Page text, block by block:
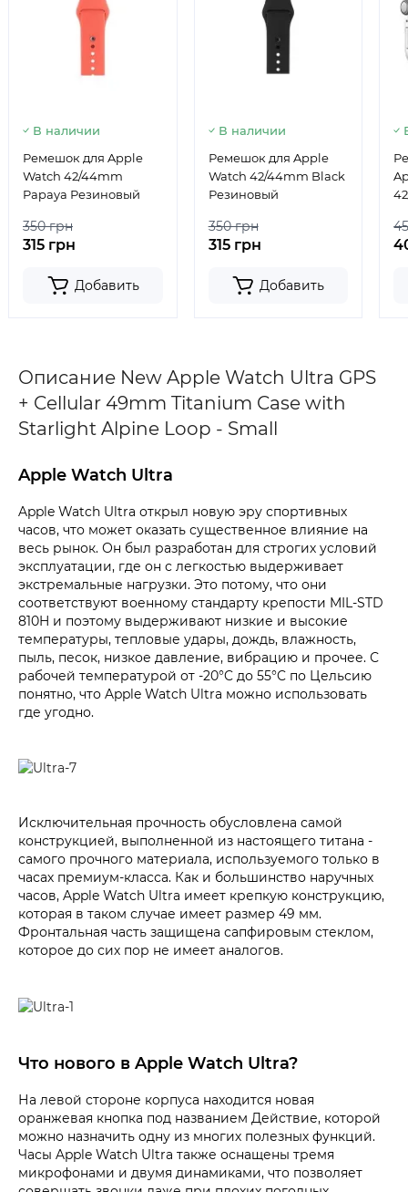
В наличии
Ремешок для Apple
Watch 42/44mm
Papaya Резиновый
350 грн
315 грн
Добавить
В наличии
Ремешок для Apple
Watch 42/44mm Black
Резиновый
350 грн
315 грн
Добавить
Описание New Apple Watch Ultra GPS
+ Cellular 49mm Titanium Case with
Starlight Alpine Loop - Small
Apple Watch Ultra
Apple Watch Ultra открыл новую эру спортивных
часов, что может оказать существенное влияние на
весь рынок. Он был разработан для строгих условий
эксплуатации, где он с легкостью выдерживает
экстремальные нагрузки. Это потому, что они
соответствуют военному стандарту крепости MIL-STD
810H и поэтому выдерживают низкие и высокие
температуры, тепловые удары, дождь, влажность,
пыль, песок, низкое давление, вибрацию и прочее. С
рабочей температурой от -20°C до 55°C по Цельсию
понятно, что Apple Watch Ultra можно использовать
где угодно.
Исключительная прочность обусловлена самой
конструкцией, выполненной из настоящего титана -
самого прочного материала, используемого только в
часах премиум-класса. Как и большинство наручных
часов, Apple Watch Ultra имеет крепкую конструкцию,
которая в таком случае имеет размер 49 мм.
Фронтальная часть защищена сапфировым стеклом,
которое до сих пор не имеет аналогов.
Что нового в Apple Watch Ultra?
На левой стороне корпуса находится новая
оранжевая кнопка под названием Действие, которой
можно назначить одну из многих полезных функций.
Часы Apple Watch Ultra также оснащены тремя
микрофонами и двумя динамиками, что позволяет